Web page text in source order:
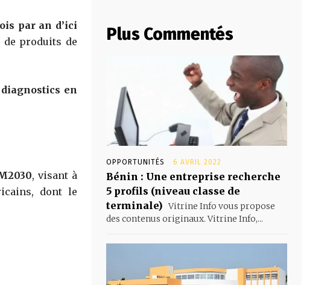
par an d’ici
produits de
en
, visant à
dont le
Plus Commentés
OPPORTUNITÉS 6 AVRIL 2022
Bénin : Une entreprise recherche
5 profils (niveau classe de
terminale) Vitrine Info vous propose
des contenus originaux. Vitrine Info,...